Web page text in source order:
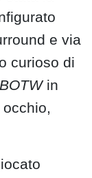
e via
curioso di
BOTWin